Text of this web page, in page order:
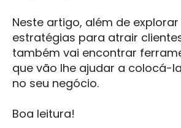
Neste artigo, além de
estratégias para atrair
também vai encontrar
que vão lhe ajudar a colocá-
no seu negócio.
Boa leitura!